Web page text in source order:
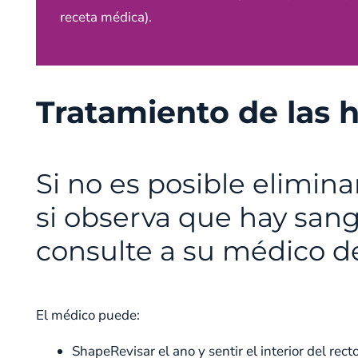
receta médica).
Tratamiento de las
Si no es posible
si observa que hay
consulte a su médico
El médico puede:
ShapeRevisar el ano y sentir el interior del